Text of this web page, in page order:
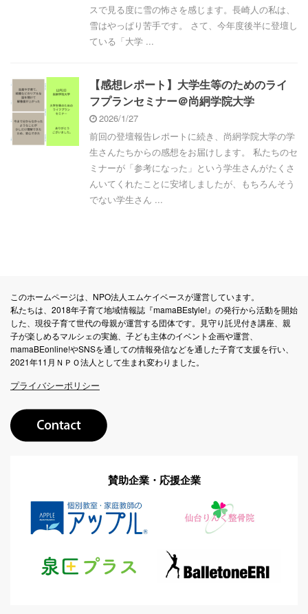
スで見る度に雪の怖さを感じます。長崎人の私は、
雪はやっぱり苦手です。 さて、今年度後半に登壇し
ている「大学 ...
【感想レポート】大学生等のためのライ
フプランセミナー＠尚絅学院大学
2026/1/27
前回の登壇報告レポートに続き、尚絅学院大学の学
生さんたちからの感想をお届けします。 私たちのセ
ミナーが「参考になった」という学生さんがたくさ
んいてくれたことに安堵しましたが、もちろんそう
でない学生さん ...
このホームページは、NPO法人エムケイベースが運営しています。
私たちは、2018年子育て地域情報誌『mamaBEstyle!』の発行から活動を開始
した、現役子育て世代の母親が運営する団体です。見守り託児付き講座、親
子が楽しめるマルシェの実施、子ども主体のイベント企画や運営、
mamaBEonline!やSNSを通しての情報発信などを通した子育て支援を行い、
2021年11月ＮＰＯ法人として生まれ変わりました。
プライバシーポリシー
賛助企業・応援企業